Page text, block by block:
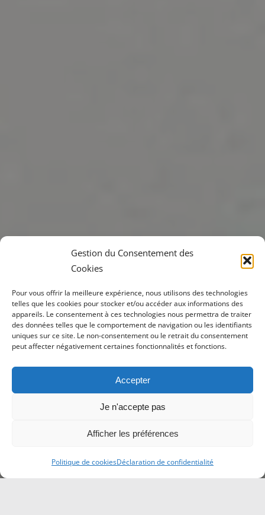
Gestion du Consentement des
Cookies
Pour vous offrir la meilleure expérience, nous utilisons des technologies
telles que les cookies pour stocker et/ou accéder aux informations des
appareils. Le consentement à ces technologies nous permettra de traiter
des données telles que le comportement de navigation ou les identifiants
uniques sur ce site. Le non-consentement ou le retrait du consentement
peut affecter négativement certaines fonctionnalités et fonctions.
Accepter
Je n'accepte pas
Afficher les préférences
Politique de cookiesDéclaration de confidentialité